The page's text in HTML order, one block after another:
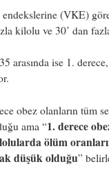
(VKE)
kilolu ve 30’ dan
arasında ise 1.
obez olanların tüm
ama “1. derece
ölüm
düşük olduğu”